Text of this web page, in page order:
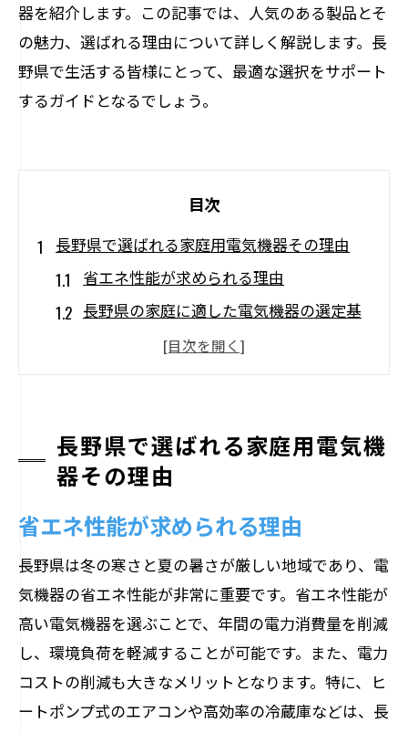
器を紹介します。この記事では、人気のある製品とそ
の魅力、選ばれる理由について詳しく解説します。長
野県で生活する皆様にとって、最適な選択をサポート
するガイドとなるでしょう。
目次
長野県で選ばれる家庭用電気機器その理由
省エネ性能が求められる理由
長野県の家庭に適した電気機器の選定基
長寿命で耐久性のある家庭用電化製品
器
応急対応のしやすさとメンテナンス性
デメリット
地域特性に合った電気機器が長野県で人気の
理由
長野県の気候と電気機器の関係
地域特性を反映した技術の進化
長野県でのエコライフと電気機器
地元メーカーの製品が選ばれる理由
長野県で選ばれる家庭用電気機
器その理由
省エネ性能が求められる理由
長野県は冬の寒さと夏の暑さが厳しい地域であり、電
気機器の省エネ性能が非常に重要です。省エネ性能が
高い電気機器を選ぶことで、年間の電力消費量を削減
し、環境負荷を軽減することが可能です。また、電力
コストの削減も大きなメリットとなります。特に、ヒ
ートポンプ式のエアコンや高効率の冷蔵庫などは、長